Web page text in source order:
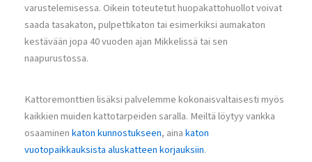
varustelemisessa. Oikein toteutetut huopakattohuollot voivat
saada tasakaton, pulpettikaton tai esimerkiksi aumakaton
kestävään jopa 40 vuoden ajan Mikkelissä tai sen
naapurustossa.
Kattoremonttien lisäksi palvelemme kokonaisvaltaisesti myös
kaikkien muiden kattotarpeiden saralla. Meiltä löytyy vankka
osaaminenkaton kunnostukseen, ainakaton
vuotopaikkauksistaaluskatteen korjauksiin.